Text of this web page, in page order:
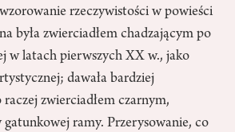
rzeczywistości w powieści
była zwierciadłem chadzającym po
w latach pierwszych XX w., jako
dawała bardziej
zwierciadłem czarnym,
ramy. Przerysowanie, co